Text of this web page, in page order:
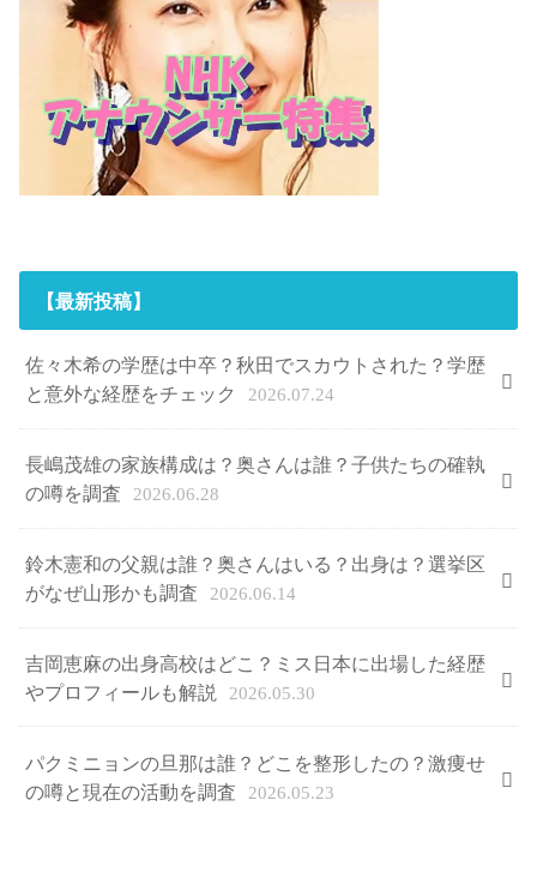
【最新投稿】
佐々木希の学歴は中卒？秋田でスカウトされた？学歴
と意外な経歴をチェック
2026.07.24
長嶋茂雄の家族構成は？奥さんは誰？子供たちの確執
の噂を調査
2026.06.28
鈴木憲和の父親は誰？奥さんはいる？出身は？選挙区
がなぜ山形かも調査
2026.06.14
吉岡恵麻の出身高校はどこ？ミス日本に出場した経歴
やプロフィールも解説
2026.05.30
パクミニョンの旦那は誰？どこを整形したの？激痩せ
の噂と現在の活動を調査
2026.05.23